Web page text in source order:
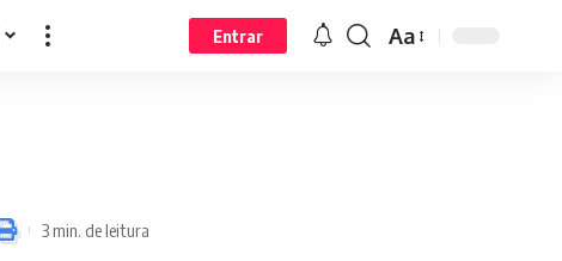
Entrar Aa
3 min. de leitura